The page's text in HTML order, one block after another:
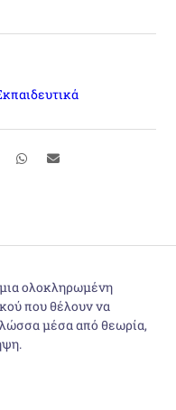
ολοκληρωμένη
που θέλουν να
μέσα από θεωρία,